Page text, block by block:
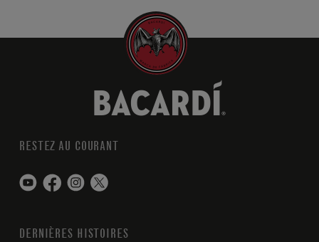
RESTEZ AU COURANT
DERNIÈRES HISTOIRES